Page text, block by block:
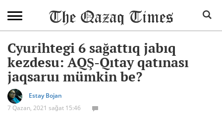
Cyurihtegi 6 sağattıq jabıq
kezdesu: AQŞ-Qıtay qatınası
jaqsaruı mümkin be?
Estay Bojan
7 Qazan, 2021 sağat 15:46